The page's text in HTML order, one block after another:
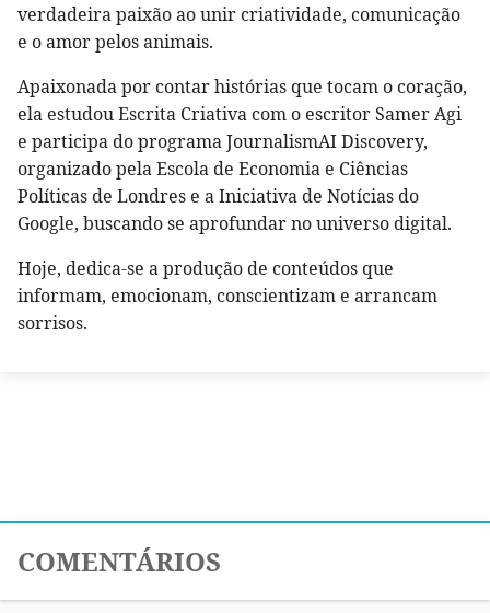
verdadeira paixão ao unir criatividade, comunicação
e o amor pelos animais.
Apaixonada por contar histórias que tocam o coração,
ela estudou Escrita Criativa com o escritor Samer Agi
e participa do programa JournalismAI Discovery,
organizado pela Escola de Economia e Ciências
Políticas de Londres e a Iniciativa de Notícias do
Google, buscando se aprofundar no universo digital.
Hoje, dedica-se a produção de conteúdos que
informam, emocionam, conscientizam e arrancam
sorrisos.
COMENTÁRIOS